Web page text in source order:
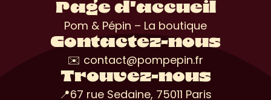
Page d'accueil
Pom & Pépin – La boutique
Contactez-nous
✉️ contact@pompepin.fr
Trouvez-nous
📍67 rue Sedaine, 75011 Paris